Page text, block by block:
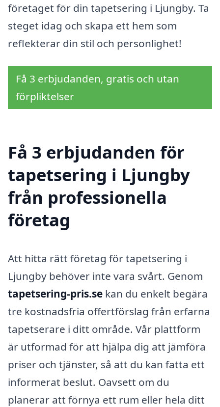
företaget för din tapetsering i Ljungby. Ta
steget idag och skapa ett hem som
reflekterar din stil och personlighet!
Få 3 erbjudanden, gratis och utan
förpliktelser
Få 3 erbjudanden för
tapetsering i Ljungby
från professionella
företag
Att hitta rätt företag för tapetsering i
Ljungby behöver inte vara svårt. Genom
tapetsering-pris.se kan du enkelt begära
tre kostnadsfria offertförslag från erfarna
tapetserare i ditt område. Vår plattform
är utformad för att hjälpa dig att jämföra
priser och tjänster, så att du kan fatta ett
informerat beslut. Oavsett om du
planerar att förnya ett rum eller hela ditt